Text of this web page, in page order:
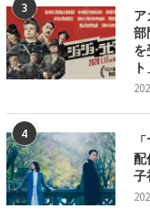
3
ア
部
を
4
配
子